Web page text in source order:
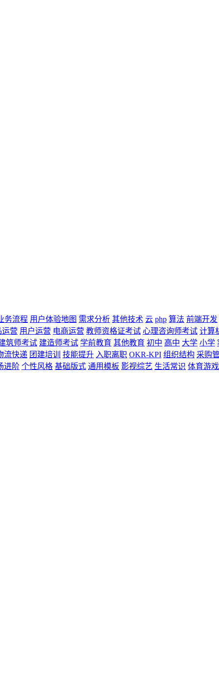
务流程 用户体验地图 需求分析 其他技术 云 php 算法 前端开发
运营 用户运营 电商运营 教师资格证考试 心理咨询师考试 计算
筑师考试 建造师考试 学前教育 其他教育 初中 高中 大学 小学
流快递 团建培训 技能提升 入职离职 OKR-KPI 组织结构 采购
进阶 个性风格 基础版式 通用模板 影视综艺 生活常识 体育游戏